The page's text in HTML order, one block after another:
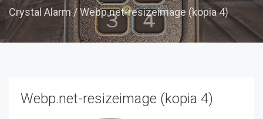
Crystal Alarm/Webp.net-resizeimage (kopia 4)
Webp.net-resizeimage (kopia 4)